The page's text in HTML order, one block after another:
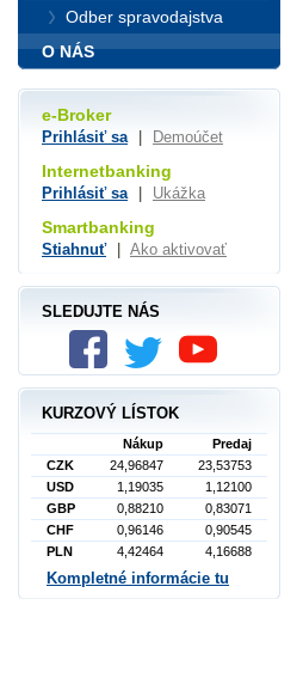
Odber spravodajstva
O NÁS
e-Broker
Prihlásiť sa Demoúčet
Internetbanking
Prihlásiť sa Ukážka
Smartbanking
Stiahnuť Ako aktivovať
SLEDUJTE NÁS
KURZOVÝ LÍSTOK
Nákup
Predaj
CZK
24,96847
23,53753
USD
1,19035
1,12100
GBP
0,88210
0,83071
CHF
0,96146
0,90545
PLN
4,42464 4,16688
Kompletné informácie tu